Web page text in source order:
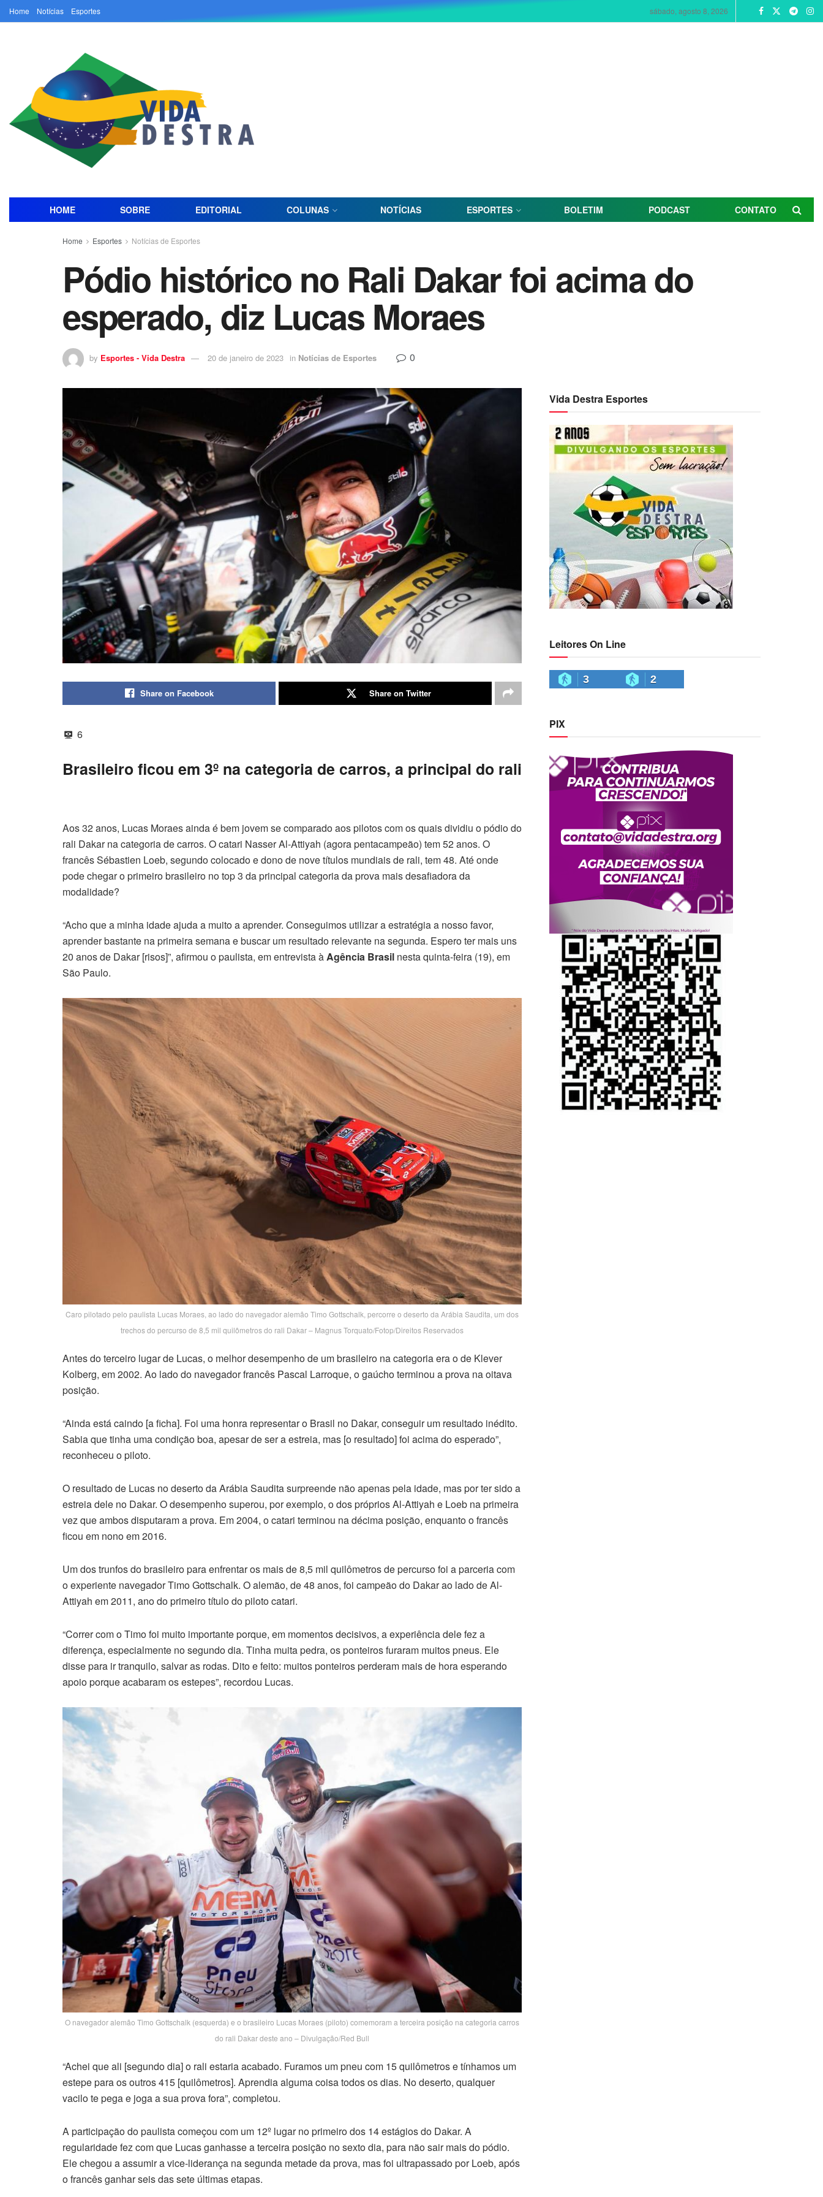
Home Notícias Esportes sábado, agosto 8, 2026
HOME SOBRE EDITORIAL COLUNAS NOTÍCIAS ESPORTES BOLETIM PODCAST CONTATO
Home Esportes Notícias de Esportes
Pódio histórico no Rali Dakar foi acima do
esperado, diz Lucas Moraes
by Esportes - Vida Destra 20 de janeiro de 2023 in Notícias de Esportes 0
Share on Facebook Share on Twitter
6
Brasileiro ficou em 3º na categoria de carros, a principal do rali
Aos 32 anos, Lucas Moraes ainda é bem jovem se comparado aos pilotos com os quais dividiu o pódio do
rali Dakar na categoria de carros. O catari Nasser Al-Attiyah (agora pentacampeão) tem 52 anos. O
francês Sébastien Loeb, segundo colocado e dono de nove títulos mundiais de rali, tem 48. Até onde
pode chegar o primeiro brasileiro no top 3 da principal categoria da prova mais desafiadora da
modalidade?
“Acho que a minha idade ajuda a muito a aprender. Conseguimos utilizar a estratégia a nosso favor,
aprender bastante na primeira semana e buscar um resultado relevante na segunda. Espero ter mais uns
20 anos de Dakar [risos]”, afirmou o paulista, em entrevista àAgência Brasil nesta quinta-feira (19), em
São Paulo.
Caro pilotado pelo paulista Lucas Moraes, ao lado do navegador alemão Timo Gottschalk, percorre o deserto da Arábia Saudita, um dos
trechos do percurso de 8,5 mil quilômetros do rali Dakar – Magnus Torquato/Fotop/Direitos Reservados
Antes do terceiro lugar de Lucas, o melhor desempenho de um brasileiro na categoria era o de Klever
Kolberg, em 2002. Ao lado do navegador francês Pascal Larroque, o gaúcho terminou a prova na oitava
posição.
“Ainda está caindo [a ficha]. Foi uma honra representar o Brasil no Dakar, conseguir um resultado inédito.
Sabia que tinha uma condição boa, apesar de ser a estreia, mas [o resultado] foi acima do esperado”,
reconheceu o piloto.
O resultado de Lucas no deserto da Arábia Saudita surpreende não apenas pela idade, mas por ter sido a
estreia dele no Dakar. O desempenho superou, por exemplo, o dos próprios Al-Attiyah e Loeb na primeira
vez que ambos disputaram a prova. Em 2004, o catari terminou na décima posição, enquanto o francês
ficou em nono em 2016.
Um dos trunfos do brasileiro para enfrentar os mais de 8,5 mil quilômetros de percurso foi a parceria com
o experiente navegador Timo Gottschalk. O alemão, de 48 anos, foi campeão do Dakar ao lado de Al-
Attiyah em 2011, ano do primeiro título do piloto catari.
“Correr com o Timo foi muito importante porque, em momentos decisivos, a experiência dele fez a
diferença, especialmente no segundo dia. Tinha muita pedra, os ponteiros furaram muitos pneus. Ele
disse para ir tranquilo, salvar as rodas. Dito e feito: muitos ponteiros perderam mais de hora esperando
apoio porque acabaram os estepes”, recordou Lucas.
O navegador alemão Timo Gottschalk (esquerda) e o brasileiro Lucas Moraes (piloto) comemoram a terceira posição na categoria carros
do rali Dakar deste ano – Divulgação/Red Bull
“Achei que ali [segundo dia] o rali estaria acabado. Furamos um pneu com 15 quilômetros e tínhamos um
estepe para os outros 415 [quilômetros]. Aprendia alguma coisa todos os dias. No deserto, qualquer
vacilo te pega e joga a sua prova fora”, completou.
A participação do paulista começou com um 12º lugar no primeiro dos 14 estágios do Dakar. A
regularidade fez com que Lucas ganhasse a terceira posição no sexto dia, para não sair mais do pódio.
Ele chegou a assumir a vice-liderança na segunda metade da prova, mas foi ultrapassado por Loeb, após
o francês ganhar seis das sete últimas etapas.
Vida Destra Esportes
Leitores On Line
3 2
PIX